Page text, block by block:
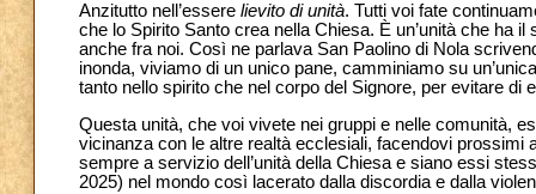
Anzitutto nell’essere lievito di unità. Tutti voi fate
che lo Spirito Santo crea nella Chiesa. È un’unità che ha
anche fra noi. Così ne parlava San Paolino di Nola
inonda, viviamo di un unico pane, camminiamo su
tanto nello spirito che nel corpo del Signore, per evitare di
Questa unità, che voi vivete nei gruppi e nelle comunità,
vicinanza con le altre realtà ecclesiali, facendovi
sempre a servizio dell’unità della Chiesa e siano essi
2025) nel mondo così lacerato dalla discordia e dalla